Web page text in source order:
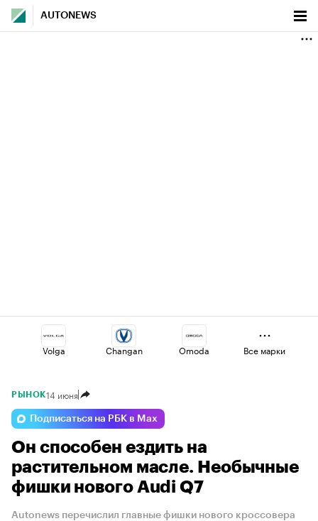
AUTONEWS
Volga Changan Omoda
Voyah
Lada Haval Jaecoo
Все марки
РЫНОК14 июня
Подписаться на РБК в Max
Он способен ездить на
растительном масле. Необычные
фишки нового Audi Q7
Autonews перечислил главные фишки нового кроссовера